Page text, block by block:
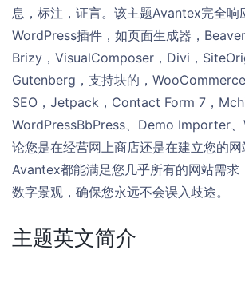
息，标注，证言。该主题Avantex完全响
WordPress插件，如页面生成器，
Brizy，VisualComposer，Divi，
Gutenberg，支持块的，
SEO，Jetpack，Contact Form 7，
WordPressBbPress、Demo Importer
论您是在经营网上商店还是在建立您的
Avantex都能满足您几乎所有的网站需求
数字景观，确保您永远不会误入歧途。
主题英文简介